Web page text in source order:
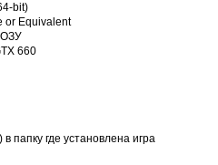
bit)
or Equivalent
ОЗУ
660
папку где установлена игра